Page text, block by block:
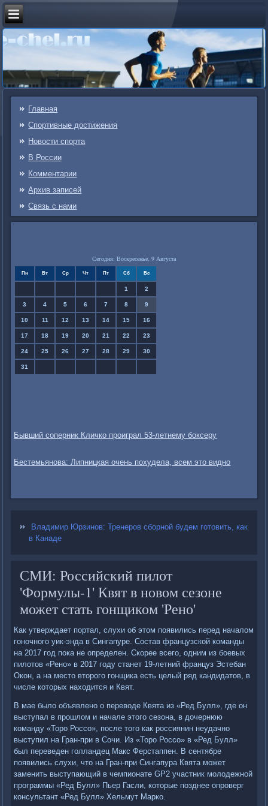
Главная
Спортивные достижения
Новости спорта
В России
Комментарии
Архив записей
Связь c нами
Сегодня: Воскресенье, 9 Августа
Пн Вт Ср Чт Пт Сб Вс
1 2
3 4 5 6 7 8 9
10 11 12 13 14 15 16
17 18 19 20 21 22 23
24 25 26 27 28 29 30
31
Бывший соперник Кличко проиграл 53-летнему боксеру
Бестемьянова: Липницкая очень похудела, всем это видно
Владимир Юрзинов: Тренеров сборной будем готовить, как
в Канаде
СМИ: Российский пилот
'Формулы-1' Квят в новом сезоне
может стать гонщиком 'Рено'
Как утверждает портал, слухи об этом появились перед началом
гоночного уик-энда в Сингапуре. Состав французской команды
на 2017 год пока не определен. Скорее всего, одним из боевых
пилотов «Рено» в 2017 году станет 19-летний француз Эстебан
Окон, а на место второго гонщика есть целый ряд кандидатов, в
числе которых находится и Квят.
В мае было объявлено о переводе Квята из «Ред Булл», где он
выступал в прошлом и начале этого сезона, в дочернюю
команду «Торо Россо», после того как россиянин неудачно
выступил на Гран-при в Сочи. Из «Торо Россо» в «Ред Булл»
был переведен голландец Макс Ферстаппен. В сентябре
появились слухи, что на Гран-при Сингапура Квята может
заменить выступающий в чемпионате GP2 участник молодежной
программы «Ред Булл» Пьер Гасли, которые позднее опроверг
консультант «Ред Булл» Хельмут Марко.